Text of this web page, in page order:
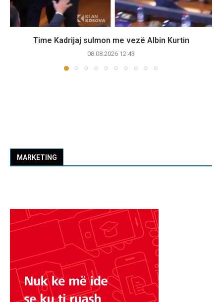
Time Kadrijaj sulmon me vezë Albin Kurtin
08.08.2026 12:43
MARKETING